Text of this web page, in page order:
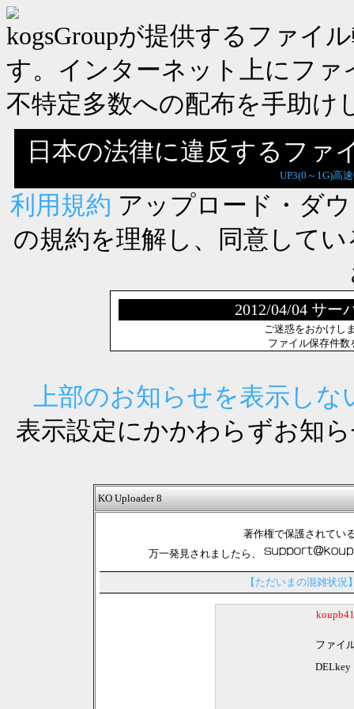
kogsGroupが提供するファイ
す。インターネット上にフ
不特定多数への配布を手助け
日本の法律に違反するファ
UP3(0～1G)高
利用規約 アップロード・ダ
の規約を理解し、同意して
2012/04/04 サー
ご迷惑をおかけし
ファイル保存件
上部のお知らせを表示しな
表示設定にかかわらずお知
KO Uploader 8
著作権で保護されてい
万一発見されましたら、
【ただいまの混雑状況
ファイ
DELkey